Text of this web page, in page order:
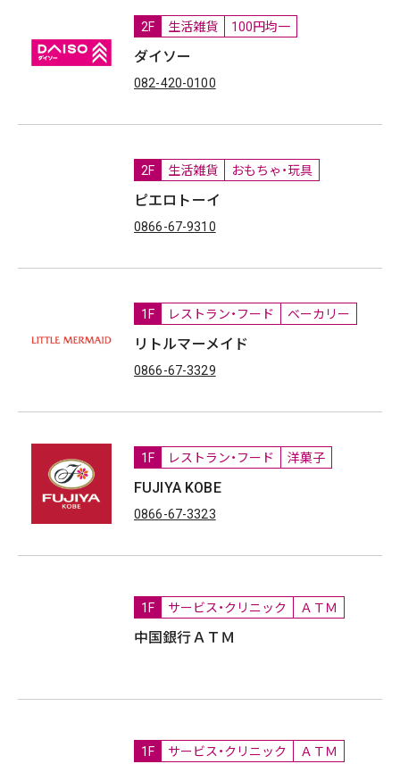
2F 生活雑貨 100円均一
ダイソー
082-420-0100
2F 生活雑貨 おもちゃ・玩具
ピエロトーイ
0866-67-9310
1F レストラン・フード ベーカリー
リトルマーメイド
0866-67-3329
1F レストラン・フード 洋菓子
FUJIYA KOBE
0866-67-3323
1F サービス・クリニック ＡＴＭ
中国銀行ＡＴＭ
1F サービス・クリニック ＡＴＭ